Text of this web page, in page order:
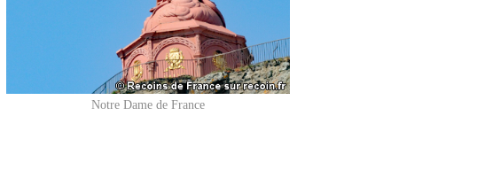
Notre Dame de France